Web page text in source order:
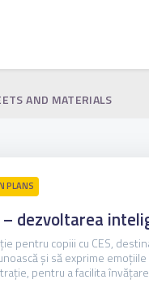
AND MATERIALS
PLANS
dezvoltarea
pentru copiii cu CES,
și să exprime
pentru a facilita